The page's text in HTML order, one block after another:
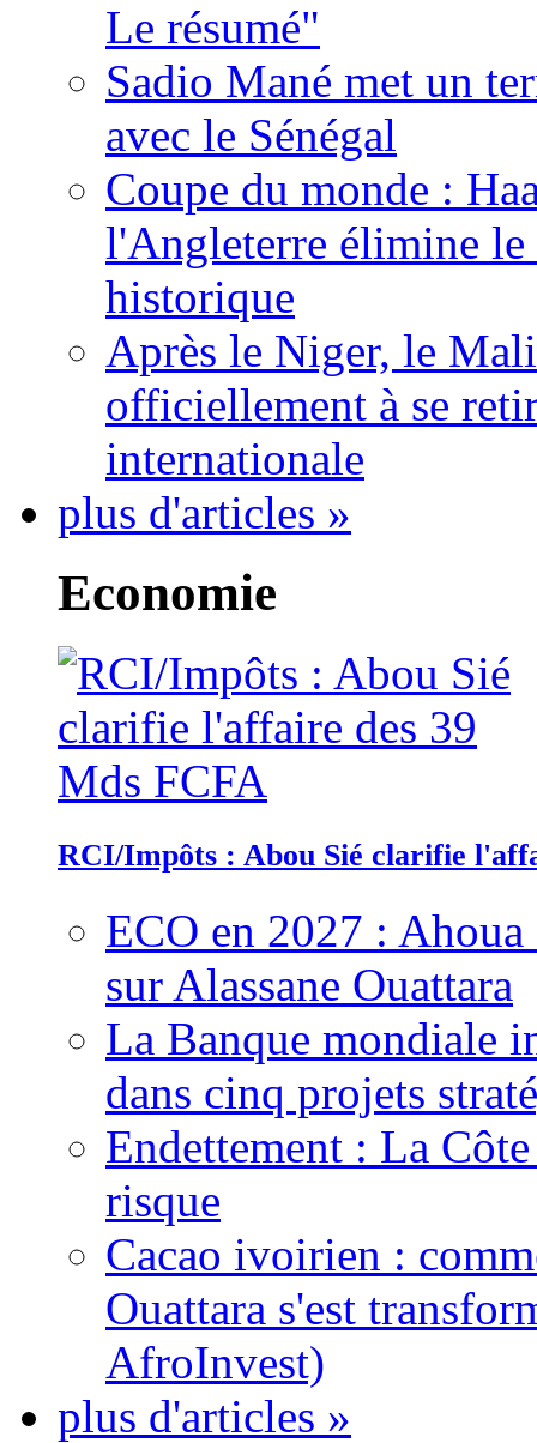
Le résumé"
Sadio Mané met un
avec le Sénégal
Coupe du monde :
l'Angleterre élimine
historique
Après le Niger, le
officiellement à se
internationale
plus d'articles »
Economie
RCI/Impôts : Abou Sié clarifie
ECO en 2027 :
sur Alassane Ouattara
La Banque mondiale
dans cinq projets
Endettement : La
risque
Cacao ivoirien :
Ouattara s'est
AfroInvest)
plus d'articles »